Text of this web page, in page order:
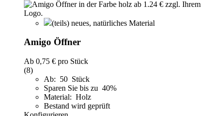
(teils) neues, natürliches Material
Amigo Öffner
Ab 0,75 € pro Stück
(8)
Ab: 50 Stück
Sparen Sie bis zu 40%
Material: Holz
Bestand wird geprüft